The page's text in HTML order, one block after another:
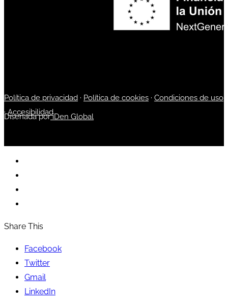
Política de privacidad · Política de cookies · Condiciones de uso
·Accesibilidad
Diseñada poriDen Global
Share This
Facebook
Twitter
Gmail
LinkedIn